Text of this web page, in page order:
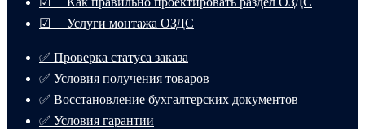
☑ Услуги монтажа ОЗДС
✅ Проверка статуса заказа
✅ Условия получения товаров
✅ Восстановление бухгалтерских документов
✅ Условия гарантии